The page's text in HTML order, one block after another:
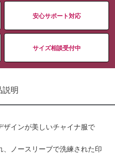
安心サポート対応
サイズ相談受付中
説明
ザインが美しいチャイナ服で
ノースリーブで洗練された印